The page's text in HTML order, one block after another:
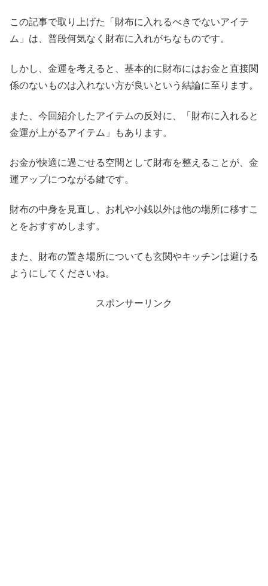
この記事で取り上げた「財布に入れるべきでないアイテ
ム」は、普段何気なく財布に入れがちなものです。
しかし、金運を考えると、基本的に財布にはお金と直接関
係のないものは入れない方が良いという結論に至ります。
また、今回紹介したアイテムの反対に、「財布に入れると
金運が上がるアイテム」もあります。
お金が快適に過ごせる空間として財布を整えることが、金
運アップにつながる鍵です。
財布の中身を見直し、お札や小銭以外は他の場所に移すこ
とをおすすめします。
また、財布の置き場所についても玄関やキッチンは避ける
ようにしてくださいね。
スポンサーリンク